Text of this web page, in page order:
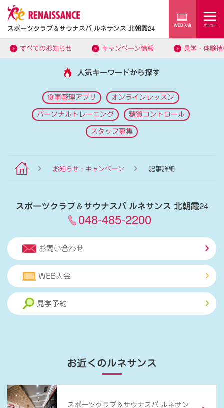
スポーツクラブ＆サウナスパ ルネサンス 北朝霞24
すべてのお知らせ キャンペーン情報 見学・体験
人気キーワードから探す
食事管理アプリ オンラインレッスン
パーソナルトレーニング 糖質コントロール
スタッフ募集
お知らせ・キャンペーン 記事詳細
スポーツクラブ＆サウナスパ ルネサンス 北朝霞24
048-485-2200
お問い合わせ
WEB入会
見学予約
お近くのルネサンス
スポーツクラブ ＆ サウナスパ ルネサン